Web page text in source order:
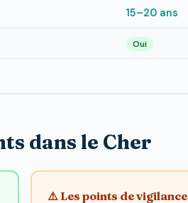
15–20 ans
Oui
dans le Cher
⚠️ Les points de vigilance